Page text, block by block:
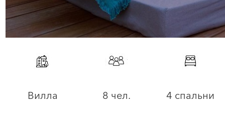
Вилла 8 чел. 4 спальни